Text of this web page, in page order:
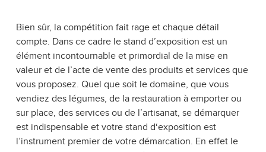
Bien sûr, la compétition fait rage et chaque détail
compte. Dans ce cadre le stand d’exposition est un
élément incontournable et primordial de la mise en
valeur et de l’acte de vente des produits et services que
vous proposez. Quel que soit le domaine, que vous
vendiez des légumes, de la restauration à emporter ou
sur place, des services ou de l’artisanat, se démarquer
est indispensable et votre stand d‘exposition est
l’instrument premier de votre démarcation. En effet le